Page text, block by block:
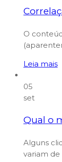
O
Leia mais
05
set
Qual o
Alguns
variam de